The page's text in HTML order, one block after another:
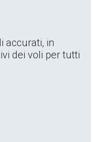
accurati, in
dei voli per tutti